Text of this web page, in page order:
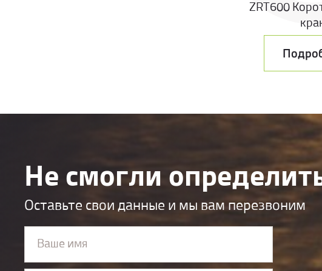
ZRT600
Не смогли
Оставьте свои данные и мы вам перезвоним
Ваше имя